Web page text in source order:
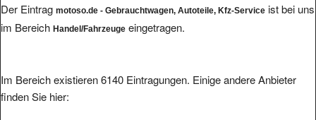
Der Eintrag motoso.de - Gebrauchtwagen, Autoteile, Kfz-Service ist bei uns
im Bereich Handel/Fahrzeuge eingetragen.
Im Bereich existieren 6140 Eintragungen. Einige andere Anbieter
finden Sie hier: